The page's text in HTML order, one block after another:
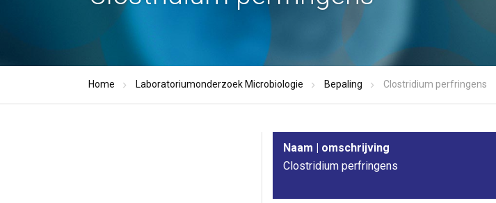
Home Laboratoriumonderzoek Microbiologie Bepaling Clostridium perfringens
Naam | omschrijving
Clostridium perfringens